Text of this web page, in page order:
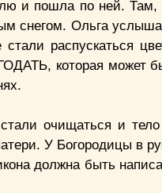
и пошла по ней. Там,
снегом. Ольга
распускаться
которая может
очищаться и
У Богородицы в
должна быть